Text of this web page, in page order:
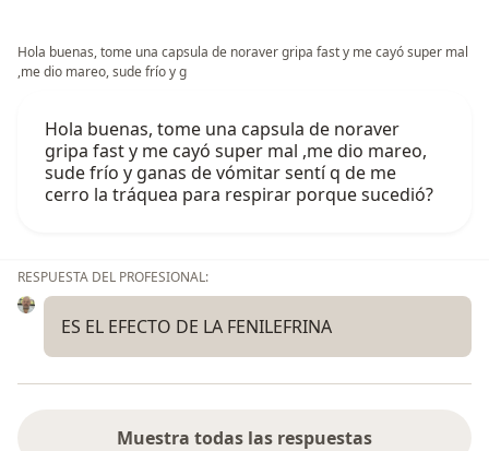
Hola buenas, tome una capsula de noraver gripa fast y me cayó super mal
,me dio mareo, sude frío y g
Hola buenas, tome una capsula de noraver
gripa fast y me cayó super mal ,me dio mareo,
sude frío y ganas de vómitar sentí q de me
cerro la tráquea para respirar porque sucedió?
RESPUESTA DEL PROFESIONAL:
ES EL EFECTO DE LA FENILEFRINA
Muestra todas las respuestas